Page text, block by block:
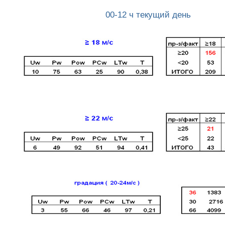
00-12 ч текущий день